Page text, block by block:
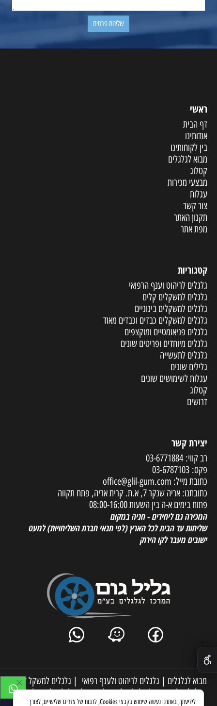
ראשי
דף הבית
אודותינו
בין לקוחותינו
מבוא לגלגלים
קטלוג
מבצעי מכירות
עגלות
צור קשר
תקנון האתר
מפת אתר
קטגוריות
גלגלים לריהוט וענף הרפואי
גלגלים למשקלים קלים
גלגלים למשקלים בינוניים
גלגלים למשקלים כבדים וכבדים מאוד
גלגלים פניאומטיים ומוקצפים
גלגלים מיוחדים ופריטים שונים
גלגלים לתעשייה
גלילים שונים
עגלות לשימושים שונים
קטלוג
דרושים
יצירת קשר
רב קווי:03-6771884
פקס: 03-6787103
כתובת מייל: office@glil-gum.com
כתובתנו: אריה שנקר 7, א.ת. קרית אריה, פתח תקווה
פתוח בימים א-ה בין השעות 08:00-16:00
המכירה גם ליחידים - חניה במקום
שליחות עד הבית לכל הארץ(לפי תנאי חברת השליחויות) למעט
ישובים מעבר לקו הירוק
מבוא לגלגלים | גלגלים לריהוט ולענף רפואי | גלגלים למשקל קל
גלגלים לתעשייה|גלגלים למשקל בינוני|גלגלים למשקל כבד|
לידיעתך, באתרנו נעשה שימוש בקבצי Cookies, לרבות של צדדים שלישיים, לצורך